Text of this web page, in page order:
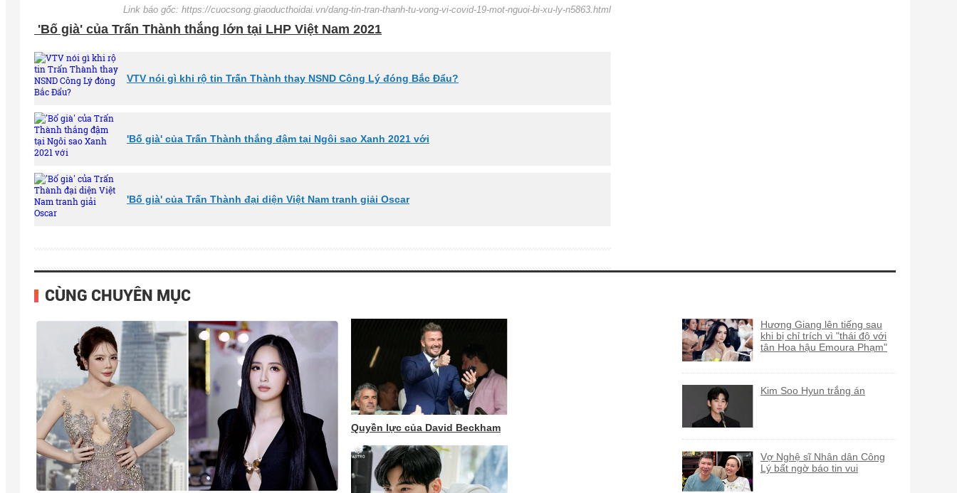
Link báo gốc: https://cuocsong.giaoducthoidai.vn/dang-tin-tran-thanh-tu-vong-vi-covid-19-mot-nguoi-bi-xu-ly-n5863.html
'Bố già' của Trấn Thành thắng lớn tại LHP Việt Nam 2021
VTV nói gì khi rộ tin Trấn Thành thay NSND Công Lý đóng Bắc Đẩu?
'Bố già' của Trấn Thành thắng đậm tại Ngôi sao Xanh 2021 với
'Bố già' của Trấn Thành đại diện Việt Nam tranh giải Oscar
CÙNG CHUYÊN MỤC
Quyền lực của David Beckham
Hương Giang lên tiếng sau
khi bị chỉ trích vì "thái độ với
tân Hoa hậu Emoura Phạm"
Kim Soo Hyun trắng án
Vợ Nghệ sĩ Nhân dân Công
Lý bất ngờ báo tin vui